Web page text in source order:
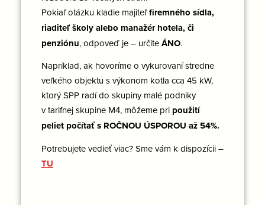
Pokiaľ otázku kladie majiteľfiremného sídla,
riaditeľ školy alebo manažér hotela, či
penziónu, odpoveď je – určiteÁNO.
Napríklad, ak hovoríme o vykurovaní stredne
veľkého objektu s výkonom kotla cca 45 kW,
ktorý SPP radí do skupiny malé podniky
v tarifnej skupine M4, môžeme pri použití
peliet počítať s ROČNOU ÚSPOROU až 54%.
Potrebujete vedieť viac? Sme vám k dispozícii –
TU